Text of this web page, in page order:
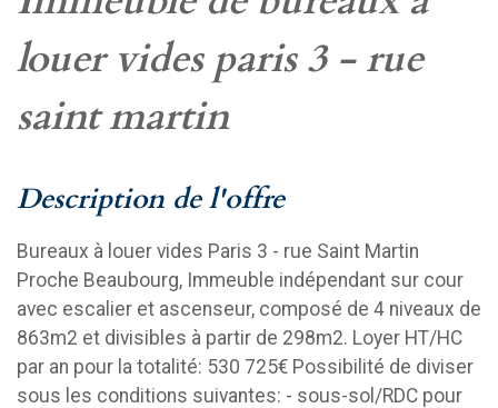
louer vides paris 3 - rue
saint martin
description de l'offre
Bureaux à louer vides Paris 3 - rue Saint Martin
Proche Beaubourg, Immeuble indépendant sur cour
avec escalier et ascenseur, composé de 4 niveaux de
863m2 et divisibles à partir de 298m2. Loyer HT/HC
par an pour la totalité: 530 725€ Possibilité de diviser
sous les conditions suivantes: - sous-sol/RDC pour